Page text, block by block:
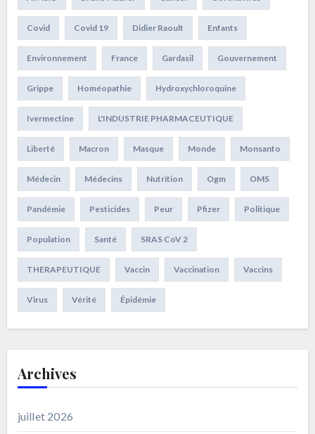
Covid Covid 19 Didier Raoult Enfants
Environnement France Gardasil Gouvernement
Grippe Homéopathie Hydroxychloroquine
Ivermectine L'INDUSTRIE PHARMACEUTIQUE
Liberté Macron Masque Monde Monsanto
Médecin Médecins Nutrition Ogm OMS
Pandémie Pesticides Peur Pfizer Politique
Population Santé SRAS CoV 2
THERAPEUTIQUE Vaccin Vaccination Vaccins
Virus Vérité Épidémie
Archives
juillet 2026